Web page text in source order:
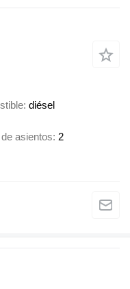
diésel
asientos 2